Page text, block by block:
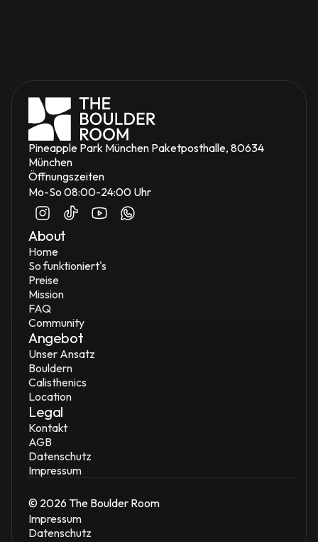
Pineapple Park München Paketposthalle, 80634
München
Öffnungszeiten
Mo-So 08:00-24:00 Uhr
About
Home
So funktioniert's
Preise
Mission
FAQ
Community
Angebot
Unser Ansatz
Bouldern
Calisthenics
Location
Legal
Kontakt
AGB
Datenschutz
Impressum
© 2026 The Boulder Room
Impressum
Datenschutz